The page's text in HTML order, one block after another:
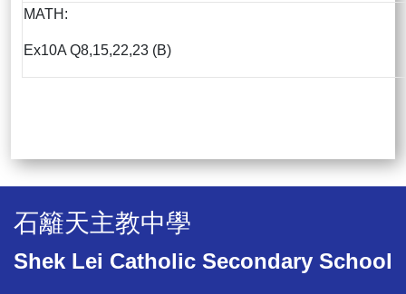
MATH:
Ex10A Q8,15,22,23 (B)
石籬天主教中學
Shek Lei Catholic Secondary School